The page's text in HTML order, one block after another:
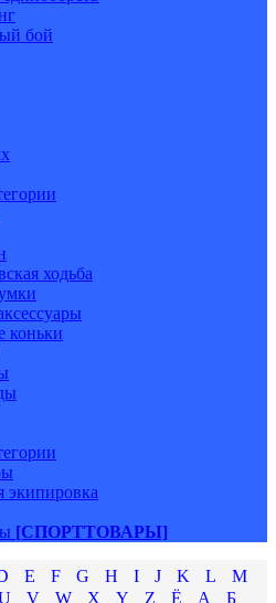
бой
ходьба
коньки
экипировка
[СПОРТТОВАРЫ]
E F G H I J K L
M
V W X Y Z Ё А
Б